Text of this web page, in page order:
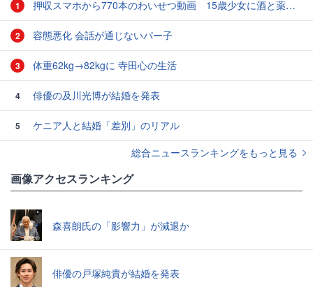
1 押収スマホから770本のわいせつ動画 15歳少女に酒と薬飲ませ性的暴行か 54歳男を再逮捕 「薬もありますよ」とSNSで誘い出し
2 容態悪化 会話が通じないパー子
3 体重62kg→82kgに 寺田心の生活
4 俳優の及川光博が結婚を発表
5
ケニア人と結婚「差別」のリアル
総合ニュースランキングをもっと見る
画像アクセスランキング
森喜朗氏の「影響力」が減退か
俳優の戸塚純貴が結婚を発表